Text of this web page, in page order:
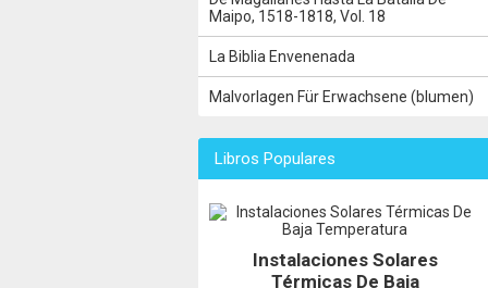
Maipo, 1518-1818, Vol. 18
La Biblia Envenenada
Malvorlagen Für Erwachsene (blumen)
Libros Populares
Instalaciones Solares
Térmicas De Baja